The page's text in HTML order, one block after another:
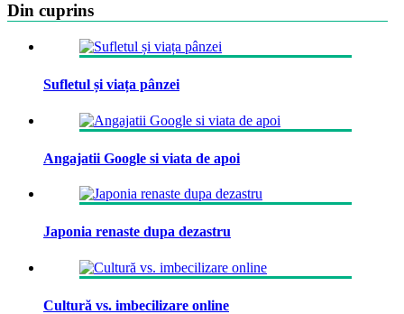
Din cuprins
Sufletul și viața pânzei
Angajatii Google si viata de apoi
Japonia renaste dupa dezastru
Cultură vs. imbecilizare online